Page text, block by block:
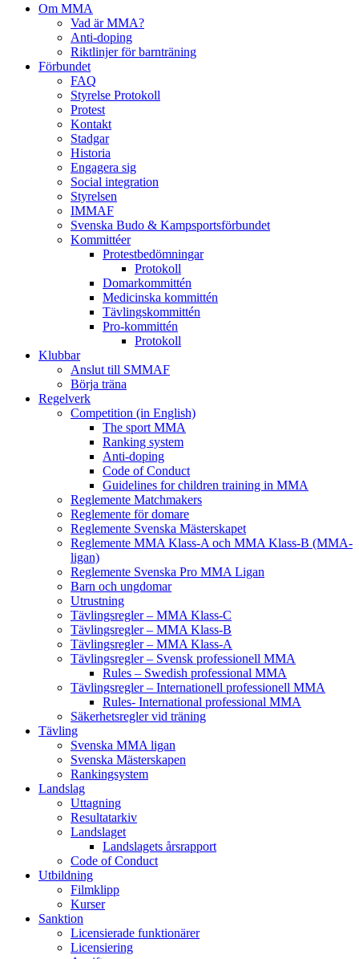
Om MMA
Vad är MMA?
Anti-doping
Riktlinjer för barnträning
Förbundet
FAQ
Styrelse Protokoll
Protest
Kontakt
Stadgar
Historia
Engagera sig
Social integration
Styrelsen
IMMAF
Svenska Budo & Kampsportsförbundet
Kommittéer
Protestbedömningar
Protokoll
Domarkommittén
Medicinska kommittén
Tävlingskommittén
Pro-kommittén
Protokoll
Klubbar
Anslut till SMMAF
Börja träna
Regelverk
Competition (in English)
The sport MMA
Ranking system
Anti-doping
Code of Conduct
Guidelines for children training in MMA
Reglemente Matchmakers
Reglemente för domare
Reglemente Svenska Mästerskapet
Reglemente MMA Klass-A och MMA Klass-B (MMA-
ligan)
Reglemente Svenska Pro MMA Ligan
Barn och ungdomar
Utrustning
Tävlingsregler – MMA Klass-C
Tävlingsregler – MMA Klass-B
Tävlingsregler – MMA Klass-A
Tävlingsregler – Svensk professionell MMA
Rules – Swedish professional MMA
Tävlingsregler – Internationell professionell MMA
Rules- International professional MMA
Säkerhetsregler vid träning
Tävling
Svenska MMA ligan
Svenska Mästerskapen
Rankingsystem
Landslag
Uttagning
Resultatarkiv
Landslaget
Landslagets årsrapport
Code of Conduct
Utbildning
Filmklipp
Kurser
Sanktion
Licensierade funktionärer
Licensiering